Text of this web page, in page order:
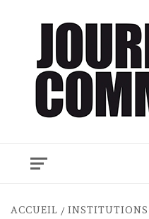
Menu
ACCUEIL INSTITUTIONS